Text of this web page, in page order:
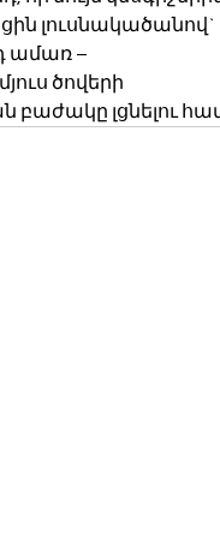
լուսնակածանով`
ամառ –
ծովերի
բաժակը լցնելու